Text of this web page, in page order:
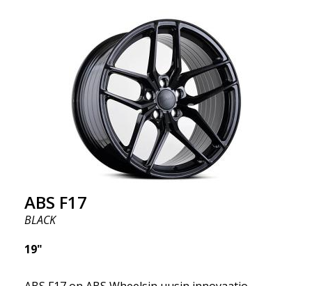
korostaa, että nämä vanteet tarjoavat
uskomattoman hyvän suorituskyvyn suhteessa
niiden hintaan. Edistynyt Flow Forming -
tuotantotekniikka tekee vanteista sekä vahvempia
että kevyempiä kuin tavalliset alumiinivanteet.
Tämän huomaat ajaessasi ABS F18 -vanteilla.
Olemme ylpeitä voidessamme tarjota ne
valikoimassamme!
ABS F17
BLACK
19"